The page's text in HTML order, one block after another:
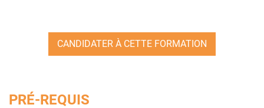
CANDIDATER À CETTE FORMATION
PRÉ-REQUIS